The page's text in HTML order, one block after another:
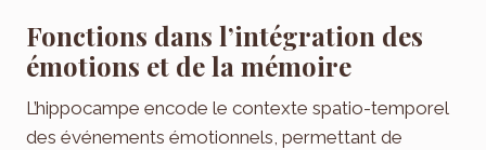
Fonctions dans l’intégration des
émotions et de la mémoire
L’hippocampe encode le contexte spatio-temporel
des événements émotionnels, permettant de